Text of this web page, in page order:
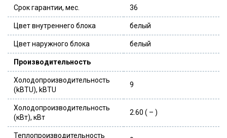
Срок гарантии, мес. 36
Цвет внутреннего блока белый
Цвет наружного блока белый
Производительность
Холодопроизводительность
(kBTU), kBTU
9
Холодопроизводительность
(кВт), кВт
2.60 ( – )
Теплопроизводительность